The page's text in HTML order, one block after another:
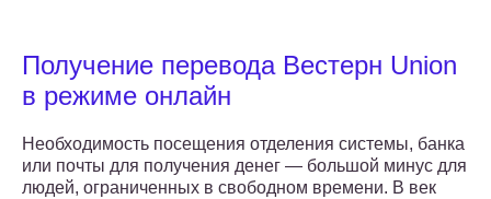
Получение перевода Вестерн Union
в режиме онлайн
Необходимость посещения отделения системы, банка
или почты для получения денег — большой минус для
людей, ограниченных в свободном времени. В век